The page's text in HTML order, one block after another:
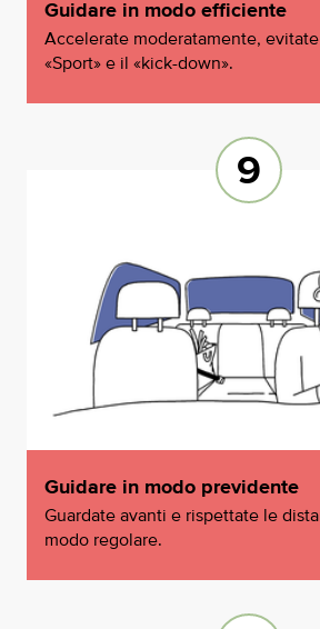
Guidare in modo efficiente
Accelerate moderatamente,
«Sport» e il «kick-down».
Guidare in modo previdente
Guardate avanti e rispettate le
modo regolare.